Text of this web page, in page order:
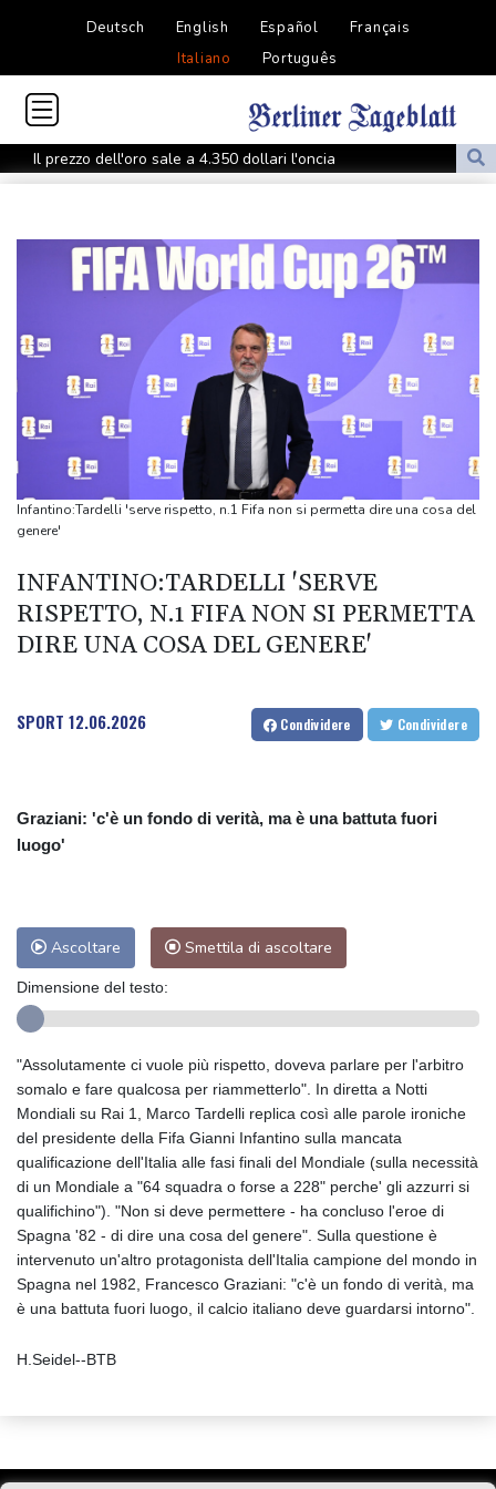
Deutsch English Español
Français
Italiano
Português
Il prezzo dell'oro sale a 4.350 dollari l'oncia
Il prezzo dell'oro sale a 4.350 dollari l'oncia
Il prezzo del petrolio è in rialzo, Brent a 83,92 dollari (+0,44%)
Il prezzo del petrolio è in rialzo, Brent a 83,92 dollari (+0,44%)
Euro stabile sul dollaro a 1,155 (-0,06%) e in progresso sullo yen
a 182,92 (+0,30%)
Media, 'Netanyahu dà una chance a piano Gaza, Idf si sta
Media, 'Netanyahu dà una chance a piano Gaza, Idf si sta
ritirando'
Axios, Casa Bianca non è preoccupata dalla dichiarazione di
Netanyahu
Netanyahu
Infantino:Tardelli 'serve rispetto, n.1 Fifa non si permetta dire una cosa del
genere'
INFANTINO:TARDELLI 'SERVE
RISPETTO, N.1 FIFA NON SI PERMETTA
DIRE UNA COSA DEL GENERE'
SPORT 12.06.2026 Condividere Condividere
Graziani: 'c'è un fondo di verità, ma è una battuta fuori
luogo'
Ascoltare Smettila di ascoltare
Dimensione del testo:
"Assolutamente ci vuole più rispetto, doveva parlare per l'arbitro
somalo e fare qualcosa per riammetterlo". In diretta a Notti
Mondiali su Rai 1, Marco Tardelli replica così alle parole ironiche
del presidente della Fifa Gianni Infantino sulla mancata
qualificazione dell'Italia alle fasi finali del Mondiale (sulla necessità
di un Mondiale a "64 squadra o forse a 228" perche' gli azzurri si
qualifichino"). "Non si deve permettere - ha concluso l'eroe di
Spagna '82 - di dire una cosa del genere". Sulla questione è
intervenuto un'altro protagonista dell'Italia campione del mondo in
Spagna nel 1982, Francesco Graziani: "c'è un fondo di verità, ma
è una battuta fuori luogo, il calcio italiano deve guardarsi intorno".
H.Seidel--BTB